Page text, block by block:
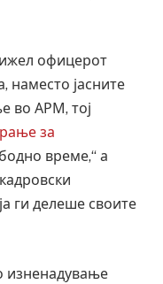
офицерот
наместо јасните
во АРМ, тој
за
време,“ а
ги делеше своите
изненадување